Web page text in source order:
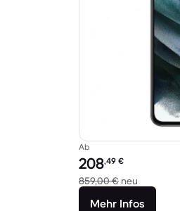
Ab
Preis des erneuerten
208,49 €
859,00 € neu
Mehr Infos